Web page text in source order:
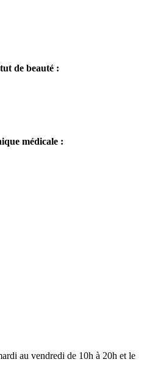
de beauté :
médicale :
au vendredi de 10h à 20h et le